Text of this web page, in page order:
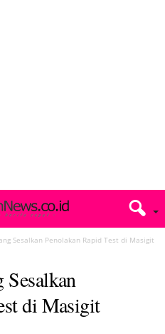
Sesalkan Penolakan Rapid Test di Masigit
Sesalkan
di Masigit